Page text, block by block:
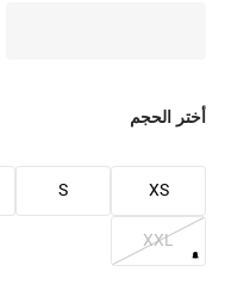
أختر الحجم
XS
S
XXL